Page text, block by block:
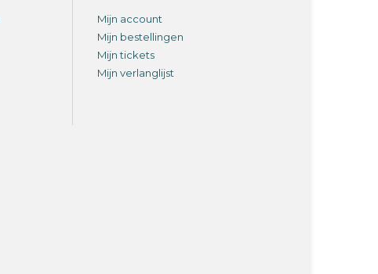
Mijn account
Mijn bestellingen
Mijn tickets
Mijn verlanglijst